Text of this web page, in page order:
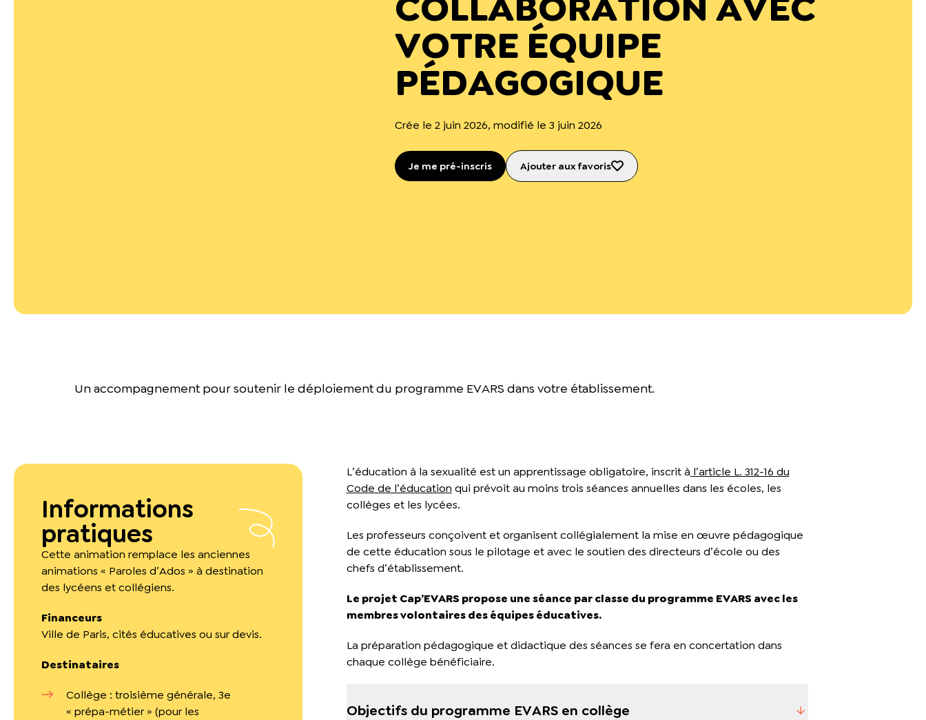
VOTRE ÉQUIPE
PÉDAGOGIQUE
Crée le 2 juin 2026, modifié le 3 juin 2026
Je me pré-inscris Ajouter aux favoris
Un accompagnement pour soutenir le déploiement du programme EVARS dans votre établissement.
Informations
pratiques
Cette animation remplace les anciennes
animations « Paroles d’Ados » à destination
des lycéens et collégiens.
Financeurs
Ville de Paris, cités éducatives ou sur devis.
Destinataires
Collège : troisième générale, 3e
« prépa-métier » (pour les
L’éducation à la sexualité est un apprentissage obligatoire, inscrit à l’article L. 312-16 du
Code de l’éducation qui prévoit au moins trois séances annuelles dans les écoles, les
collèges et les lycées.
Les professeurs conçoivent et organisent collégialement la mise en œuvre pédagogique
de cette éducation sous le pilotage et avec le soutien des directeurs d’école ou des
chefs d’établissement.
Le projet Cap’EVARS propose une séance par classe du programme EVARS avec les
membres volontaires des équipes éducatives.
La préparation pédagogique et didactique des séances se fera en concertation dans
chaque collège bénéficiaire.
Objectifs du programme EVARS en collège